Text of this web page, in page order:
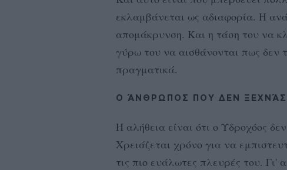
εκλαμβάνεται ως αδιαφορία. Η
απομάκρυνση. Και η τάση του να
γύρω του να αισθάνονται πως δεν
πραγματικά.
Ο ΆΝΘΡΩΠΟΣ ΠΟΥ ΔΕΝ
Η αλήθεια είναι ότι ο Υδροχόος
Χρειάζεται χρόνο για να
τις πιο ευάλωτες πλευρές του. Γι'